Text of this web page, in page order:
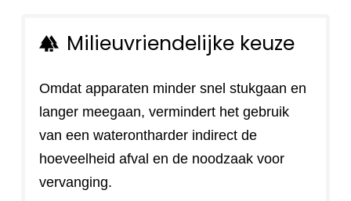
forest Milieuvriendelijke keuze
Omdat apparaten minder snel stukgaan en
langer meegaan, vermindert het gebruik
van een waterontharder indirect de
hoeveelheid afval en de noodzaak voor
vervanging.